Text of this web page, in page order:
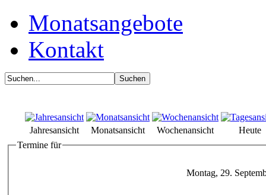
Monatsangebote
Kontakt
Jahresansicht Monatsansicht Wochenansicht
Heute
Termine für
Montag, 29.